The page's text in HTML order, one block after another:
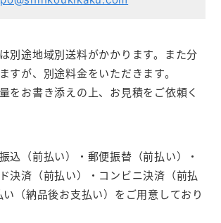
別途地域別送料がかかります。また分
すが、別途料金をいただきます。
をお書き添えの上、お見積をご依頼く
込（前払い）・郵便振替（前払い）・
決済（前払い）・コンビニ決済（前払
（納品後お支払い）をご用意しており